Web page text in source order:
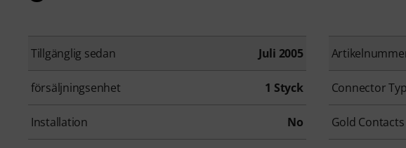
Tillgänglig sedan Juli 2005
försäljningsenhet 1 Styck Connector
Installation No Gold Contacts